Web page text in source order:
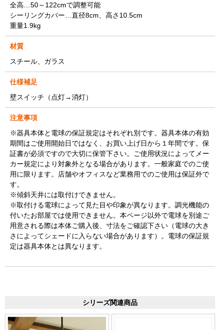
全高…50～122cmで調整可能
シーリングカバー…直径8cm、高さ10.5cm
重量1.9kg
材質
スチール、ガラス
仕様補足
壁スイッチ（点灯→消灯）
注意事項
※器具本体と電球の保証規定はそれぞれ別です。器具本体の有効
期間はご使用開始日ではなく、お買い上げ日から１年間です。保
証書が必須ですので大切に保管下さい。ご使用状況によってメー
カー規定により対象外となる場合があります。一般家庭でのご使
用に限ります。店舗やオフィスなど業務用でのご使用は保証外で
す。
※傾斜天井には取付けできません。
※取付ける電球によって見た目や印象が異なります。調光機能の
付いたお部屋では使用できません。本ページ以外で電球を別途ご
用意される際は本体ご購入後、寸法をご確認下さい（電球の大き
さによってシェードに入らない場合があります）。電球の保証規
定は器具本体とは異なります。
シリーズ関連商品